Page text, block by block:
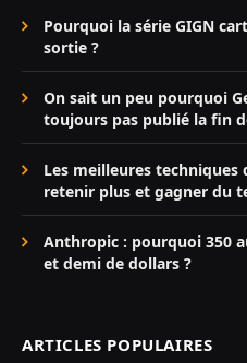
Pourquoi la série GIGN
sortie ?
On sait un peu pourquoi
toujours pas publié la fin
Les meilleures
retenir plus et gagner du
Anthropic : pourquoi 350
et demi de dollars ?
ARTICLES POPULAIRES